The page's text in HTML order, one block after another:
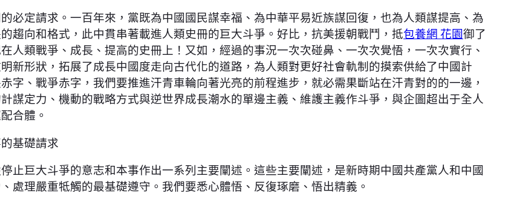
定請求。一百年來，黨既為中國國民謀幸福、為中華平易近族謀回復，也為人類謀提高、為
趨向和格式，此中貫串著載進人類史冊的巨大斗爭。好比，抗美援朝戰鬥，抵包養網 花園御了
人類戰爭、成長、提高的史冊上！又如，經過的事況一次次碰鼻、一次次覺悟，一次次實行、
新形狀，拓展了成長中國度走向古代化的道路，為人類對更好社會軌制的摸索供給了中國計
字、戰爭赤字，我們要推進汗青車輪向著光亮的前程進步，就必需果斷站在汗青對的的一邊，
謀定力、機動的戰略方式與逆世界成長潮水的單邊主義、維護主義作斗爭，與企圖超出于全人
合體。
基礎請求
止巨大斗爭的意志和本事作出一系列主要闡述。這些主要闡述，是新時期中國共產黨人和中國
處理嚴重牴觸的最基礎遵守。我們要悉心體悟、反復琢磨、悟出精義。